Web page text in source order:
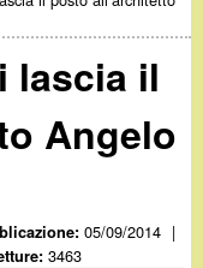
lascia il
Angelo
05/09/2014 |
3463